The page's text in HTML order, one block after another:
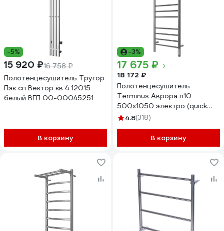
-5%
15 920 ₽16 758 ₽
Полотенцесушитель Тругор
Пэк сп Вектор кв 4 12015
белый ВГП 00-00045251
В корзину
-3%
17 675 ₽
18 172 ₽
Полотенцесушитель
Terminus Аврора п10
500x1050 электро (quick
touch) 4670078544360
4.8(318)
В корзину